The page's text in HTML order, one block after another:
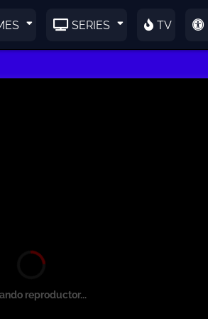
SERIES TV
reproductor...